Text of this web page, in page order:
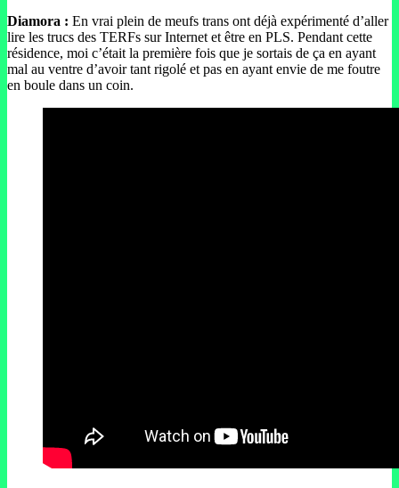
Diamora : En vrai plein de meufs trans ont déjà expérimenté d’aller
lire les trucs des TERFs sur Internet et être en PLS. Pendant cette
résidence, moi c’était la première fois que je sortais de ça en ayant
mal au ventre d’avoir tant rigolé et pas en ayant envie de me foutre
en boule dans un coin.